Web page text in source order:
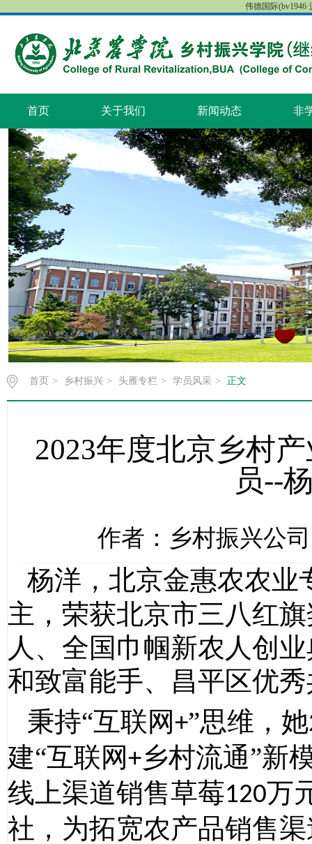
伟德国际
首页 关于我们 新闻动态 非
首页 > 乡村振兴 > 头雁专栏 > 学员风采 > 正文
2023年度北京乡村
员--
作者：乡村振兴公
杨洋 ，北京金惠农农
主，荣获北京市三八红
人、全国巾帼新农人创
和致富能手、昌平区优
秉持“互联网+”思维，她
建“互联网+乡村流通”新
线上渠道销售草莓120万
社，为拓宽农产品销售